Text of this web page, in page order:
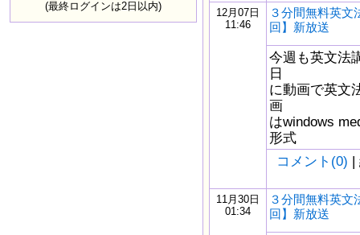
(最終ログインは2日以内)
12月07日
11:46
３分間無料英文
回】新放送
今週も英文法
日
に動画で英文
画
はwindows
形式
コメント(0) |
11月30日
01:34
３分間無料英文
回】新放送